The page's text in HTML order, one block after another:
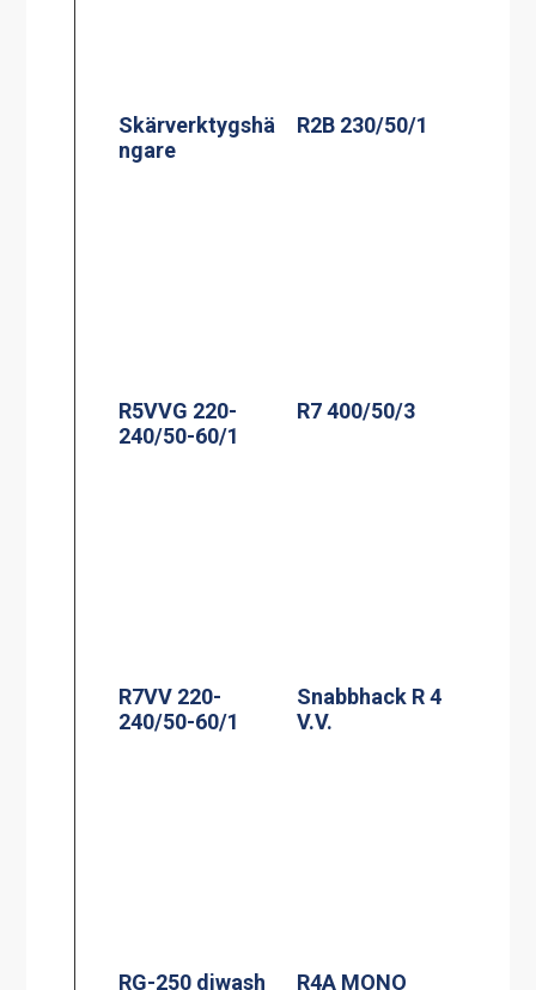
Skärverktygshä
ngare
R2B 230/50/1
R5VVG 220-
240/50-60/1
R7 400/50/3
R7VV 220-
240/50-60/1
Snabbhack R 4
V.V.
RG-250 diwash R4A MONO